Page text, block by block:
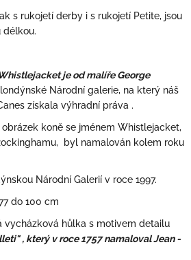
s rukojetí derby i s rukojetí Petite, jsou
délkou.
je od malíře George
Národní galerie, na který náš
získala výhradní práva .
koně se jménem Whistlejacket,
byl namalován kolem roku
Národní Galerií v roce 1997.
do 100 cm
vycházková hůlka s motivem detailu
, který v roce 1757 namaloval Jean -